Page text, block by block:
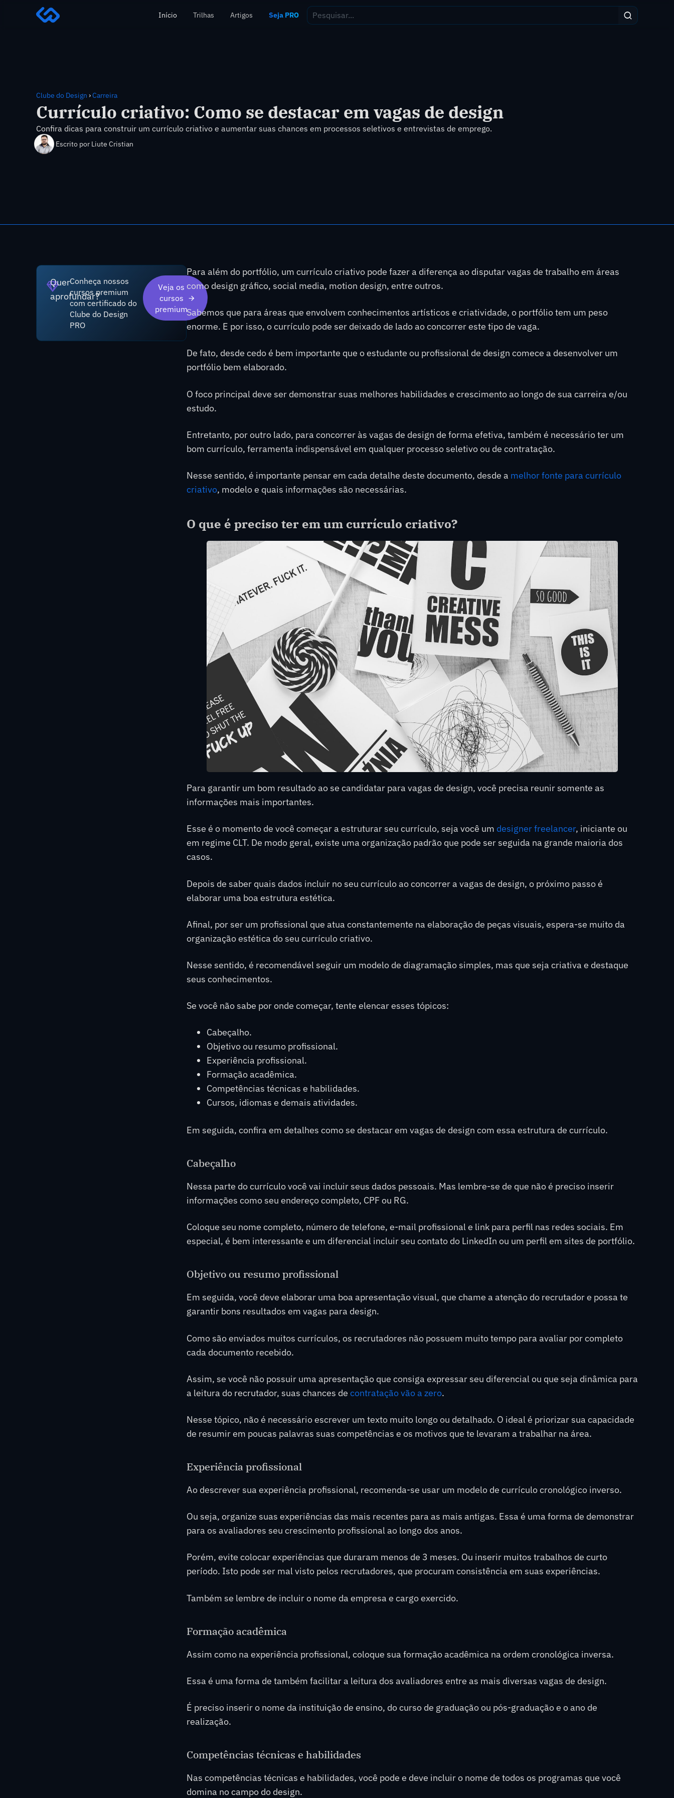
Início Trilhas Artigos Seja PRO
Clube do Design ›Carreira
Currículo criativo: Como se destacar em vagas de design
Confira dicas para construir um currículo criativo e aumentar suas chances em processos seletivos e entrevistas de emprego.
Escrito por Liute Cristian
Quer
aprofundar?
Conheça nossos
cursos premium
com certificado do
Clube do Design
PRO
Veja os
cursos
premium
Para além do portfólio, um currículo criativo pode fazer a diferença ao disputar vagas de trabalho em áreas
como design gráfico, social media, motion design, entre outros.
Sabemos que para áreas que envolvem conhecimentos artísticos e criatividade, o portfólio tem um peso
enorme. E por isso, o currículo pode ser deixado de lado ao concorrer este tipo de vaga.
De fato, desde cedo é bem importante que o estudante ou profissional de design comece a desenvolver um
portfólio bem elaborado.
O foco principal deve ser demonstrar suas melhores habilidades e crescimento ao longo de sua carreira e/ou
estudo.
Entretanto, por outro lado, para concorrer às vagas de design de forma efetiva, também é necessário ter um
bom currículo, ferramenta indispensável em qualquer processo seletivo ou de contratação.
Nesse sentido, é importante pensar em cada detalhe deste documento, desde a melhor fonte para currículo
criativo, modelo e quais informações são necessárias.
O que é preciso ter em um currículo criativo?
Para garantir um bom resultado ao se candidatar para vagas de design, você precisa reunir somente as
informações mais importantes.
Esse é o momento de você começar a estruturar seu currículo, seja você um designer freelancer, iniciante ou
em regime CLT. De modo geral, existe uma organização padrão que pode ser seguida na grande maioria dos
casos.
Depois de saber quais dados incluir no seu currículo ao concorrer a vagas de design, o próximo passo é
elaborar uma boa estrutura estética.
Afinal, por ser um profissional que atua constantemente na elaboração de peças visuais, espera-se muito da
organização estética do seu currículo criativo.
Nesse sentido, é recomendável seguir um modelo de diagramação simples, mas que seja criativa e destaque
seus conhecimentos.
Se você não sabe por onde começar, tente elencar esses tópicos:
Cabeçalho.
Objetivo ou resumo profissional.
Experiência profissional.
Formação acadêmica.
Competências técnicas e habilidades.
Cursos, idiomas e demais atividades.
Em seguida, confira em detalhes como se destacar em vagas de design com essa estrutura de currículo.
Cabeçalho
Nessa parte do currículo você vai incluir seus dados pessoais. Mas lembre-se de que não é preciso inserir
informações como seu endereço completo, CPF ou RG.
Coloque seu nome completo, número de telefone, e-mail profissional e link para perfil nas redes sociais. Em
especial, é bem interessante e um diferencial incluir seu contato do LinkedIn ou um perfil em sites de portfólio.
Objetivo ou resumo profissional
Em seguida, você deve elaborar uma boa apresentação visual, que chame a atenção do recrutador e possa te
garantir bons resultados em vagas para design.
Como são enviados muitos currículos, os recrutadores não possuem muito tempo para avaliar por completo
cada documento recebido.
Assim, se você não possuir uma apresentação que consiga expressar seu diferencial ou que seja dinâmica para
a leitura do recrutador, suas chances de contratação vão a zero.
Nesse tópico, não é necessário escrever um texto muito longo ou detalhado. O ideal é priorizar sua capacidade
de resumir em poucas palavras suas competências e os motivos que te levaram a trabalhar na área.
Experiência profissional
Ao descrever sua experiência profissional, recomenda-se usar um modelo de currículo cronológico inverso.
Ou seja, organize suas experiências das mais recentes para as mais antigas. Essa é uma forma de demonstrar
para os avaliadores seu crescimento profissional ao longo dos anos.
Porém, evite colocar experiências que duraram menos de 3 meses. Ou inserir muitos trabalhos de curto
período. Isto pode ser mal visto pelos recrutadores, que procuram consistência em suas experiências.
Também se lembre de incluir o nome da empresa e cargo exercido.
Formação acadêmica
Assim como na experiência profissional, coloque sua formação acadêmica na ordem cronológica inversa.
Essa é uma forma de também facilitar a leitura dos avaliadores entre as mais diversas vagas de design.
É preciso inserir o nome da instituição de ensino, do curso de graduação ou pós-graduação e o ano de
realização.
Competências técnicas e habilidades
Nas competências técnicas e habilidades, você pode e deve incluir o nome de todos os programas que você
domina no campo do design.